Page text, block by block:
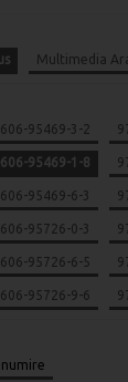
Multimedia
95469-3-2
95469-1-8
95469-6-3
95726-0-3
95726-6-5
95726-9-6